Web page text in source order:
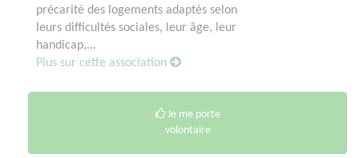
précarité des logements adaptés selon
leurs difficultés sociales, leur âge, leur
handicap,...
Plus sur cette association
Je me porte
volontaire